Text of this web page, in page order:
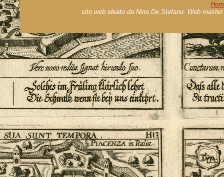
sito web ideato da Nino De Stefano. Web